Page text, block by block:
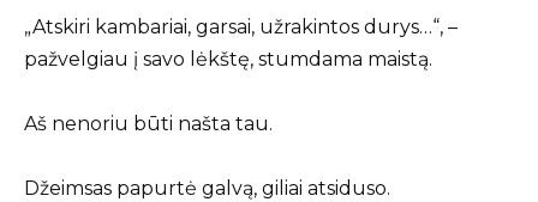
„Atskiri kambariai, garsai, užrakintos durys…“, –
pažvelgiau į savo lėkštę, stumdama maistą.
Aš nenoriu būti našta tau.
Džeimsas papurtė galvą, giliai atsiduso.